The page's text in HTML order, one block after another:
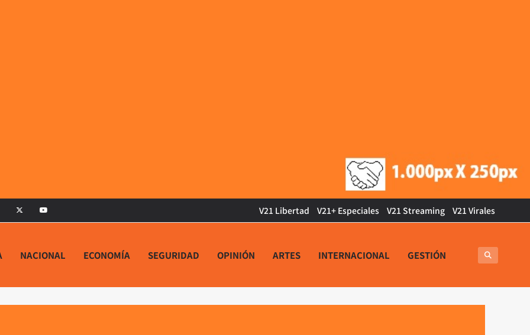
V21 Libertad V21+ Especiales V21 Streaming V21 Virales
NACIONAL ECONOMÍA SEGURIDAD OPINIÓN ARTES INTERNACIONAL GESTIÓN